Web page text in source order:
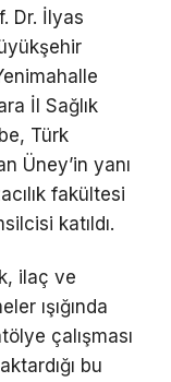
Dr. İlyas
İl Sağlık
Türk
Üney’in yanı
fakültesi
katıldı.
ilaç ve
ışığında
çalışması
bu